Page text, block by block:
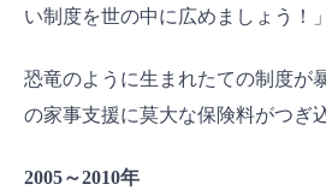
い制度を世の中に広めましょう！
恐竜のように生まれたての制度が
の家事支援に莫大な保険料がつぎ
2005～2010年